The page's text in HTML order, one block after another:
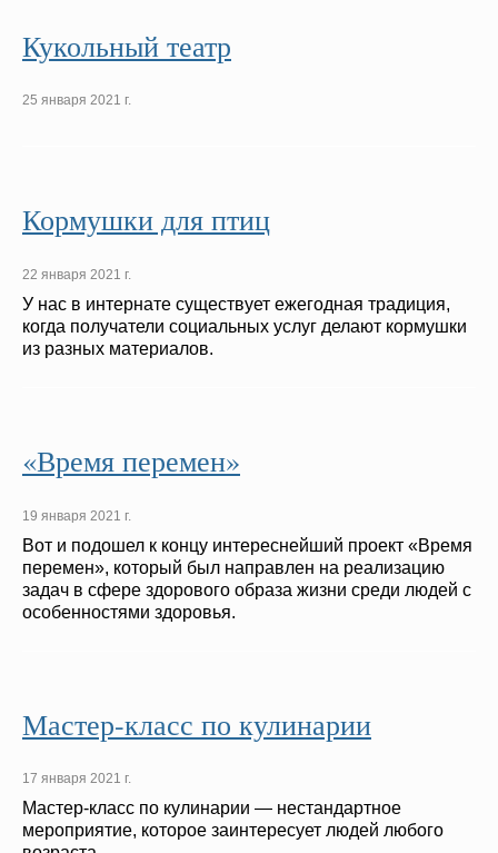
Кукольный театр
25 января 2021 г.
Кормушки для птиц
22 января 2021 г.
У нас в интернате существует ежегодная традиция,
когда получатели социальных услуг делают кормушки
из разных материалов.
«Время перемен»
19 января 2021 г.
Вот и подошел к концу интереснейший проект «Время
перемен», который был направлен на реализацию
задач в сфере здорового образа жизни среди людей с
особенностями здоровья.
Мастер-класс по кулинарии
17 января 2021 г.
Мастер-класс по кулинарии — нестандартное
мероприятие, которое заинтересует людей любого